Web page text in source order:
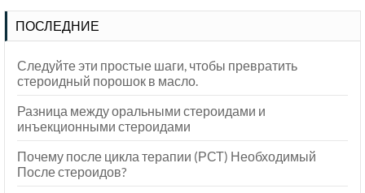
ПОСЛЕДНИЕ
Следуйте эти простые шаги, чтобы превратить
стероидный порошок в масло.
Разница между оральными стероидами и
инъекционными стероидами
Почему после цикла терапии (РСТ) Необходимый
После стероидов?